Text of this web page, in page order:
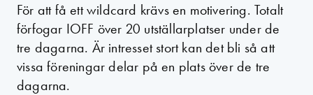
För att få ett wildcard krävs en motivering. Totalt
förfogar IOFF över 20 utställarplatser under de
tre dagarna. Är intresset stort kan det bli så att
vissa föreningar delar på en plats över de tre
dagarna.